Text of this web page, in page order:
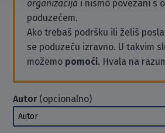
organizacija i nismo povezani s
poduzećem.
Ako trebaš podršku ili želiš
se poduzeću izravno. U takvim
možemo pomoći. Hvala na
Autor(opcionalno)
Autor